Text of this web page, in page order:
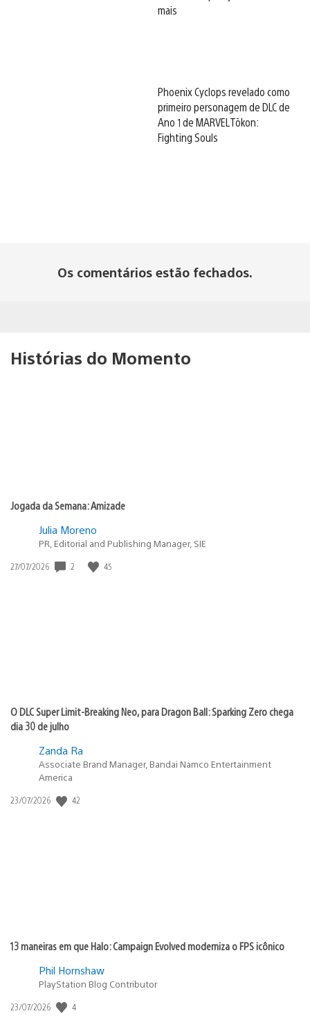
mais
Phoenix Cyclops revelado como
primeiro personagem de DLC de
Ano 1 de MARVEL Tōkon:
Fighting Souls
Os comentários estão fechados.
Histórias do Momento
Jogada da Semana: Amizade
Julia Moreno
PR, Editorial and Publishing Manager, SIE
Data
27/07/2026 2 45
O DLC Super Limit-Breaking Neo, para Dragon Ball: Sparking Zero chega
dia 30 de julho
Zanda Ra
Associate Brand Manager, Bandai Namco Entertainment
America
Data
23/07/2026 42
13 maneiras em que Halo: Campaign Evolved moderniza o FPS icônico
Phil Hornshaw
PlayStation Blog Contributor
Data
23/07/2026 4